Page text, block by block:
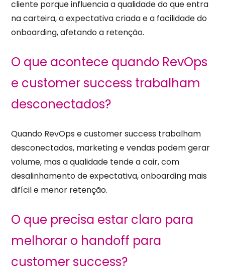
cliente porque influencia a qualidade do que entra
na carteira, a expectativa criada e a facilidade do
onboarding, afetando a retenção.
O que acontece quando RevOps
e customer success trabalham
desconectados?
Quando RevOps e customer success trabalham
desconectados, marketing e vendas podem gerar
volume, mas a qualidade tende a cair, com
desalinhamento de expectativa, onboarding mais
difícil e menor retenção.
O que precisa estar claro para
melhorar o handoff para
customer success?